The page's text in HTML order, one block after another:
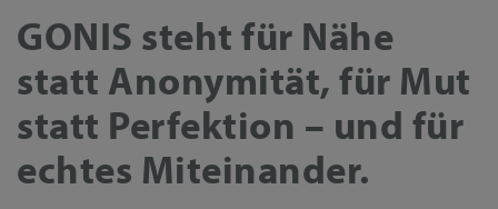
GONIS steht für Nähe
statt Anonymität, für Mut
statt Perfektion – und für
echtes Miteinander.